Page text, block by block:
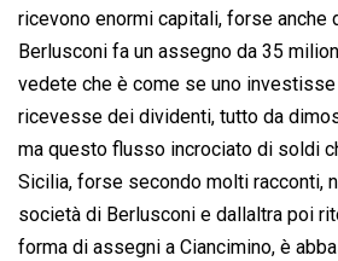
ricevono enormi capitali, forse anche
Berlusconi fa un assegno da 35
vedete che è come se uno
ricevesse dei dividenti, tutto da
ma questo flusso incrociato di soldi
Sicilia, forse secondo molti racconti,
società di Berlusconi e dallaltra poi
forma di assegni a Ciancimino, è